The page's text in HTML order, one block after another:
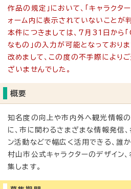
作品の規定」において、「キャラクタ
ォーム内に表示されていないことが
本件につきましては、7月31日から
なもの」の入力が可能となっておりま
改めまして、この度の不手際により
ざいませんでした。
概要
知名度の向上や市内外へ観光情報
に、市に関わるさまざまな情報発信、
ン活動などで幅広く活用できる、誰
村山市公式キャラクターのデザイン
集します。